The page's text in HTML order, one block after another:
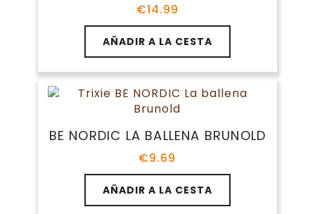
€14.99
AÑADIR A LA CESTA
BE NORDIC LA BALLENA BRUNOLD
€9.69
AÑADIR A LA CESTA